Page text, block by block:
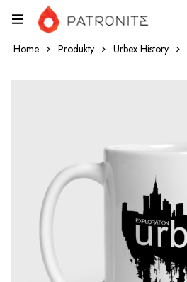
Home Produkty Urbex History